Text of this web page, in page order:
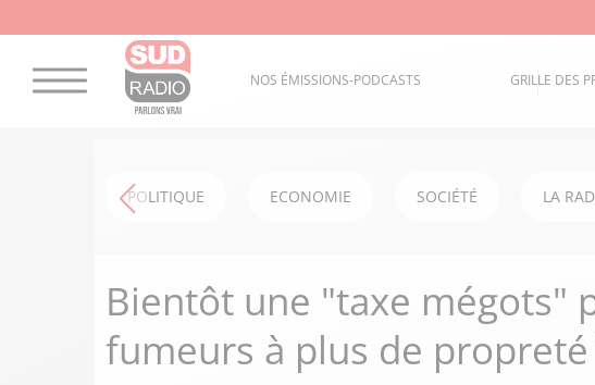
NOS ÉMISSIONS-PODCASTS GRILLE DES
POLITIQUE ECONOMIE SOCIÉTÉ LA
Bientôt une "taxe mégots"
fumeurs à plus de propreté